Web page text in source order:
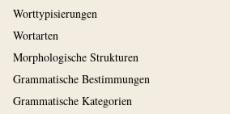
Worttypisierungen
Wortarten
Morphologische Strukturen
Grammatische Bestimmungen
Grammatische Kategorien